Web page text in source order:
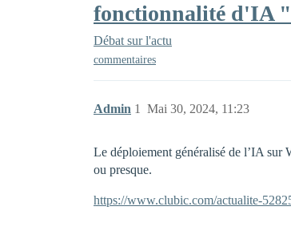
fonctionnalité d'IA
Débat sur l'actu
commentaires
Admin Mai 30, 2024, 11:23
1
Le déploiement généralisé de l’IA sur
ou presque.
https://www.clubic.com/actualite-